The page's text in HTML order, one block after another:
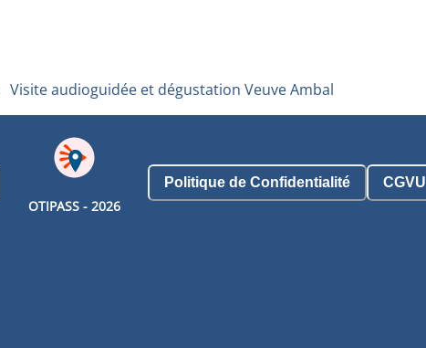
Visite audioguidée et dégustation Veuve Ambal
OTIPASS - 2026
Politique de Confidentialité CGVU